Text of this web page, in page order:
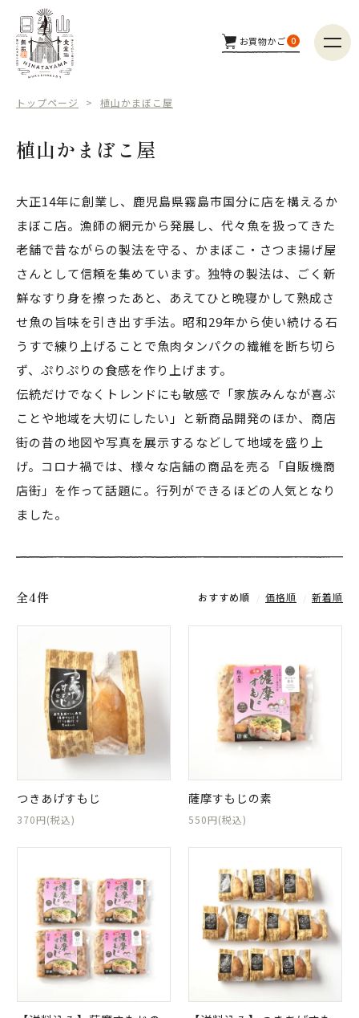
商品カテゴリー
商品検索
日当山無垢食堂について
実店舗のご案内
ご利用ガイド
ギフトラッピング
ログイン
会員登録
特定商取引法表示
プライバシーポリシー
お買物かご 0
トップページ 植山かまぼこ屋
植山かまぼこ屋
大正14年に創業し、鹿児島県霧島市国分に店を構えるか
まぼこ店。漁師の網元から発展し、代々魚を扱ってきた
老舗で昔ながらの製法を守る、かまぼこ・さつま揚げ屋
さんとして信頼を集めています。独特の製法は、ごく新
鮮なすり身を擦ったあと、あえてひと晩寝かして熟成さ
せ魚の旨味を引き出す手法。昭和29年から使い続ける石
うすで練り上げることで魚肉タンパクの繊維を断ち切ら
ず、ぷりぷりの食感を作り上げます。
伝統だけでなくトレンドにも敏感で「家族みんなが喜ぶ
ことや地域を大切にしたい」と新商品開発のほか、商店
街の昔の地図や写真を展示するなどして地域を盛り上
げ。コロナ禍では、様々な店舗の商品を売る「自販機商
店街」を作って話題に。行列ができるほどの人気となり
ました。
全4件 おすすめ順 価格順 新着順
つきあげすもじ
370円(税込)
薩摩すもじの素
550円(税込)